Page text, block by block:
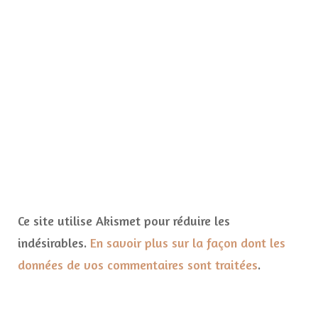
Ce site utilise Akismet pour réduire les
indésirables. En savoir plus sur la façon dont les
données de vos commentaires sont traitées.